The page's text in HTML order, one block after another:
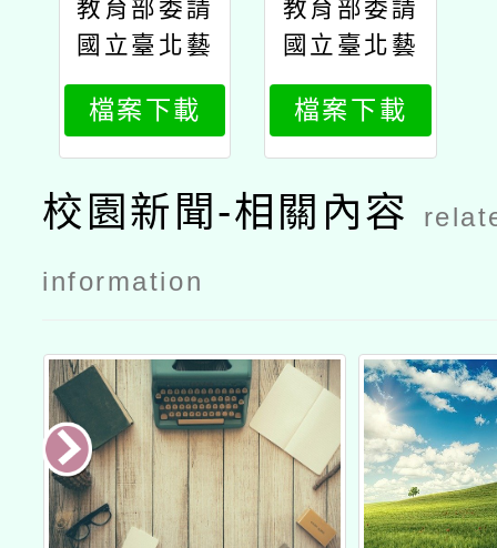
教育部委請
國立臺北藝
術大學辦理
「中小學在
職教師暨行
政人員美感
素養提升計
畫」【115
文
檔案下載
教育部委請
國立臺北藝
術大學辦理
「中小學在
職教師暨行
政人員美感
素養提升計
程表
檔案下載
校園新聞-相關內容
information